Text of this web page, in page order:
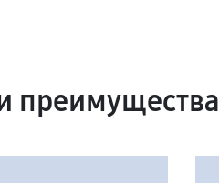
преимущества